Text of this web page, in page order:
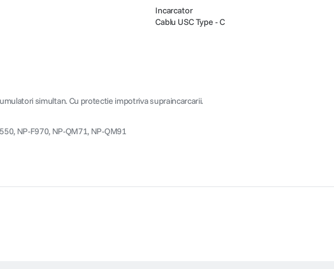
Incarcator
Cablu USC Type - C
simultan. Cu protectie impotriva supraincarcarii.
NP-F970, NP-QM71, NP-QM91